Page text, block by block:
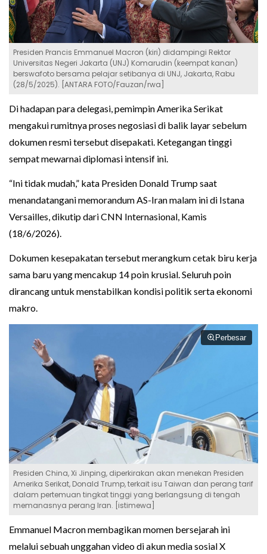
Presiden Prancis Emmanuel Macron (kiri) didampingi Rektor
Universitas Negeri Jakarta (UNJ) Komarudin (keempat kanan)
berswafoto bersama pelajar setibanya di UNJ, Jakarta, Rabu
(28/5/2025). [ANTARA FOTO/Fauzan/rwa]
Di hadapan para delegasi, pemimpin Amerika Serikat
mengakui rumitnya proses negosiasi di balik layar sebelum
dokumen resmi tersebut disepakati. Ketegangan tinggi
sempat mewarnai diplomasi intensif ini.
“Ini tidak mudah,” kata Presiden Donald Trump saat
menandatangani memorandum AS-Iran malam ini di Istana
Versailles, dikutip dari CNN Internasional, Kamis
(18/6/2026).
Dokumen kesepakatan tersebut merangkum cetak biru kerja
sama baru yang mencakup 14 poin krusial. Seluruh poin
dirancang untuk menstabilkan kondisi politik serta ekonomi
makro.
Perbesar
Presiden China, Xi Jinping, diperkirakan akan menekan Presiden
Amerika Serikat, Donald Trump, terkait isu Taiwan dan perang tarif
dalam pertemuan tingkat tinggi yang berlangsung di tengah
memanasnya perang Iran. [istimewa]
Emmanuel Macron membagikan momen bersejarah ini
melalui sebuah unggahan video di akun media sosial X